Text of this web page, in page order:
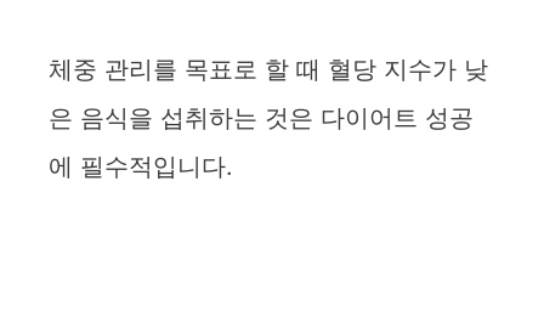
체중 관리를 목표로 할 때 혈당 지수가 낮
은 음식을 섭취하는 것은 다이어트 성공
에 필수적입니다.